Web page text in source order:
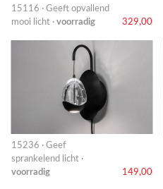
15116 · Geeft opvallend
mooi licht · voorradig 329,00
15236 · Geef
sprankelend licht ·
voorradig
149,00